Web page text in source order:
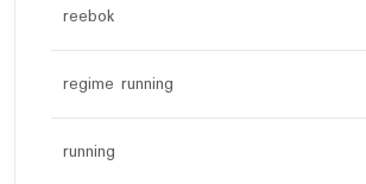
reebok
regime running
running